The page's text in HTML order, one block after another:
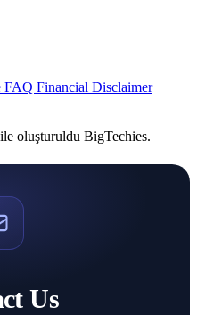
FAQ Financial Disclaimer
oluşturuldu BigTechies.
Us